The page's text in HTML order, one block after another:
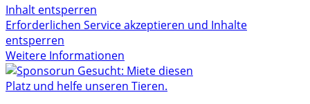
Inhalt entsperren
Erforderlichen Service akzeptieren und Inhalte
entsperren
Weitere Informationen